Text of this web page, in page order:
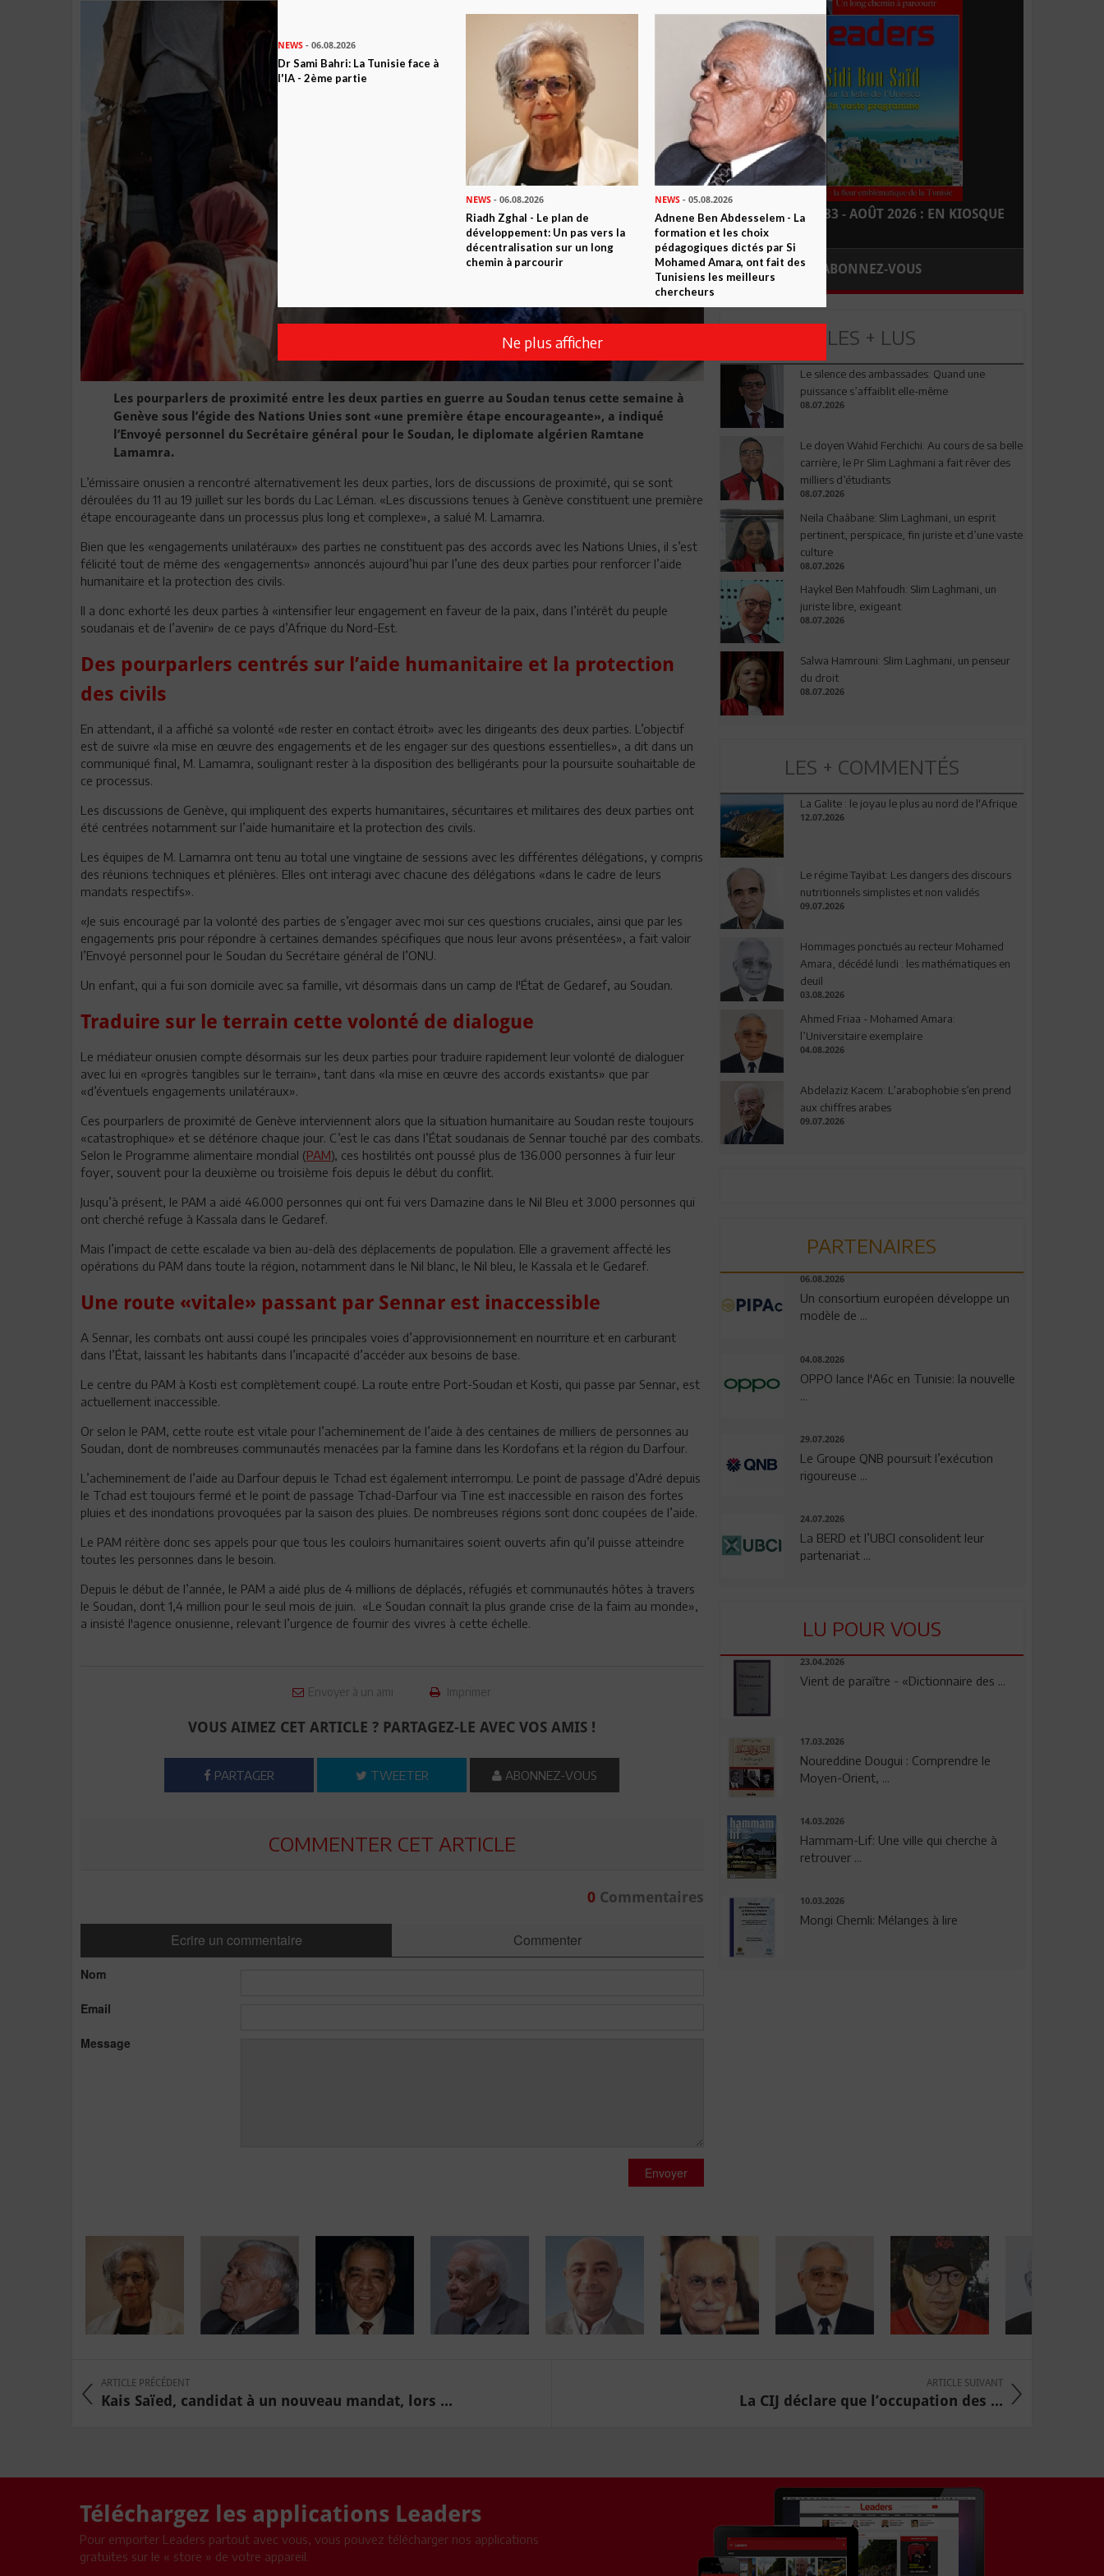
Les pourparlers de proximité entre les deux parties en guerre au Soudan tenus cette semaine à
Genève sous l’égide des Nations Unies sont «une première étape encourageante», a indiqué
l’Envoyé personnel du Secrétaire général pour le Soudan, le diplomate algérien Ramtane
Lamamra.
L’émissaire onusien a rencontré alternativement les deux parties, lors de discussions de proximité, qui se sont
déroulées du 11 au 19 juillet sur les bords du Lac Léman. «Les discussions tenues à Genève constituent une première
étape encourageante dans un processus plus long et complexe», a salué M. Lamamra.
Bien que les «engagements unilatéraux» des parties ne constituent pas des accords avec les Nations Unies, il s’est
félicité tout de même des «engagements» annoncés aujourd’hui par l’une des deux parties pour renforcer l’aide
humanitaire et la protection des civils.
Il a donc exhorté les deux parties à «intensifier leur engagement en faveur de la paix, dans l’intérêt du peuple
soudanais et de l’avenir» de ce pays d’Afrique du Nord-Est.
Des pourparlers centrés sur l’aide humanitaire et la protection
des civils
En attendant, il a affiché sa volonté «de rester en contact étroit» avec les dirigeants des deux parties. L’objectif
est de suivre «la mise en œuvre des engagements et de les engager sur des questions essentielles», a dit dans un
communiqué final, M. Lamamra, soulignant rester à la disposition des belligérants pour la poursuite souhaitable de
ce processus.
Les discussions de Genève, qui impliquent des experts humanitaires, sécuritaires et militaires des deux parties ont
été centrées notamment sur l’aide humanitaire et la protection des civils.
Les équipes de M. Lamamra ont tenu au total une vingtaine de sessions avec les différentes délégations, y compris
des réunions techniques et plénières. Elles ont interagi avec chacune des délégations «dans le cadre de leurs
mandats respectifs».
«Je suis encouragé par la volonté des parties de s’engager avec moi sur ces questions cruciales, ainsi que par les
engagements pris pour répondre à certaines demandes spécifiques que nous leur avons présentées», a fait valoir
l’Envoyé personnel pour le Soudan du Secrétaire général de l’ONU.
Un enfant, qui a fui son domicile avec sa famille, vit désormais dans un camp de l'État de Gedaref, au Soudan.
Traduire sur le terrain cette volonté de dialogue
Le médiateur onusien compte désormais sur les deux parties pour traduire rapidement leur volonté de dialoguer
avec lui en «progrès tangibles sur le terrain», tant dans «la mise en œuvre des accords existants» que par
«d’éventuels engagements unilatéraux».
Ces pourparlers de proximité de Genève interviennent alors que la situation humanitaire au Soudan reste toujours
«catastrophique» et se détériore chaque jour. C’est le cas dans l’État soudanais de Sennar touché par des combats.
Selon le Programme alimentaire mondial (PAM), ces hostilités ont poussé plus de 136.000 personnes à fuir leur
foyer, souvent pour la deuxième ou troisième fois depuis le début du conflit.
Jusqu’à présent, le PAM a aidé 46.000 personnes qui ont fui vers Damazine dans le Nil Bleu et 3.000 personnes qui
ont cherché refuge à Kassala dans le Gedaref.
Mais l’impact de cette escalade va bien au-delà des déplacements de population. Elle a gravement affecté les
opérations du PAM dans toute la région, notamment dans le Nil blanc, le Nil bleu, le Kassala et le Gedaref.
Une route «vitale» passant par Sennar est inaccessible
A Sennar, les combats ont aussi coupé les principales voies d’approvisionnement en nourriture et en carburant
dans l’État, laissant les habitants dans l’incapacité d’accéder aux besoins de base.
Le centre du PAM à Kosti est complètement coupé. La route entre Port-Soudan et Kosti, qui passe par Sennar, est
actuellement inaccessible.
Or selon le PAM, cette route est vitale pour l’acheminement de l’aide à des centaines de milliers de personnes au
Soudan, dont de nombreuses communautés menacées par la famine dans les Kordofans et la région du Darfour.
L’acheminement de l’aide au Darfour depuis le Tchad est également interrompu. Le point de passage d’Adré depuis
le Tchad est toujours fermé et le point de passage Tchad-Darfour via Tine est inaccessible en raison des fortes
pluies et des inondations provoquées par la saison des pluies. De nombreuses régions sont donc coupées de l’aide.
Le PAM réitère donc ses appels pour que tous les couloirs humanitaires soient ouverts afin qu’il puisse atteindre
toutes les personnes dans le besoin.
Depuis le début de l’année, le PAM a aidé plus de 4 millions de déplacés, réfugiés et communautés hôtes à travers
le Soudan, dont 1,4 million pour le seul mois de juin. «Le Soudan connaît la plus grande crise de la faim au monde»,
a insisté l'agence onusienne, relevant l’urgence de fournir des vivres à cette échelle.
Envoyer à un ami Imprimer
VOUS AIMEZ CET ARTICLE ? PARTAGEZ-LE AVEC VOS AMIS !
PARTAGER TWEETER ABONNEZ-VOUS
COMMENTER CET ARTICLE
0Commentaires
Ecrire un commentaire Commenter
Nom
Email
Message
Envoyer
LEADERS N° 183 - AOÛT 2026 : EN KIOSQUE
ABONNEZ-VOUS
LES + LUS
Le silence des ambassades: Quand une
puissance s’affaiblit elle-même
08.07.2026
Le doyen Wahid Ferchichi: Au cours de sa belle
carrière, le Pr Slim Laghmani a fait rêver des
milliers d’étudiants
08.07.2026
Neila Chaâbane: Slim Laghmani, un esprit
pertinent, perspicace, fin juriste et d’une vaste
culture
08.07.2026
Haykel Ben Mahfoudh: Slim Laghmani, un
juriste libre, exigeant
08.07.2026
Salwa Hamrouni: Slim Laghmani, un penseur
du droit
08.07.2026
LES + COMMENTÉS
La Galite : le joyau le plus au nord de l'Afrique
12.07.2026
Le régime Tayibat: Les dangers des discours
nutritionnels simplistes et non validés
09.07.2026
Hommages ponctués au recteur Mohamed
Amara, décédé lundi : les mathématiques en
deuil
03.08.2026
Ahmed Friaa - Mohamed Amara:
l’Universitaire exemplaire
04.08.2026
Abdelaziz Kacem: L’arabophobie s’en prend
aux chiffres arabes
09.07.2026
PARTENAIRES
06.08.2026
Un consortium européen développe un
modèle de ...
04.08.2026
OPPO lance l'A6c en Tunisie: la nouvelle
29.07.2026
Le Groupe QNB poursuit l’exécution
rigoureuse ...
24.07.2026
La BERD et l’UBCI consolident leur
partenariat ...
LU POUR VOUS
23.04.2026
Vient de paraître - «Dictionnaire des ...
17.03.2026
Noureddine Dougui : Comprendre le
Moyen-Orient, ...
14.03.2026
Hammam-Lif: Une ville qui cherche à
retrouver ...
10.03.2026
Mongi Chemli: Mélanges à lire
ARTICLE PRÉCÉDENT
Kais Saïed, candidat à un nouveau mandat, lors ...
ARTICLE SUIVANT
La CIJ déclare que l’occupation des ...
Téléchargez les applications Leaders
Pour emporter Leaders partout avec vous, vous pouvez télécharger nos applications
gratuites sur le « store » de votre appareil.
NEWS - 06.08.2026
Dr Sami Bahri: La Tunisie face à
l'IA - 2ème partie
NEWS - 06.08.2026
Riadh Zghal - Le plan de
développement: Un pas vers la
décentralisation sur un long
chemin à parcourir
NEWS- 05.08.2026
Adnene Ben Abdesselem - La
formation et les choix
pédagogiques dictés par Si
Mohamed Amara, ont fait des
Tunisiens les meilleurs
chercheurs
Ne plus afficher